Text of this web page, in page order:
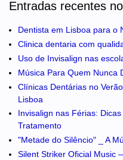
Entradas recentes
Dentista em Lisboa para o
Clinica dentaria com
Uso de Invisalign nas
Música Para Quem Nunca
Clínicas Dentárias no
Lisboa
Invisalign nas Férias:
Tratamento
"Metade do Silêncio" _ A
Silent Striker Oficial Music